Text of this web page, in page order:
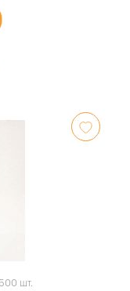
шт.